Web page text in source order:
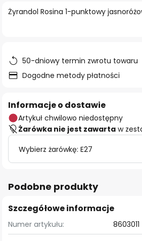
Żyrandol Rosina 1-punktowy
50-dniowy termin zwrotu towaru
Dogodne metody płatności
Informacje o dostawie
Artykuł chwilowo niedostępny
Żarówka nie jest zawarta w
Wybierz żarówkę: E27
Podobne produkty
Szczegółowe informacje
Numer artykułu: 8603011